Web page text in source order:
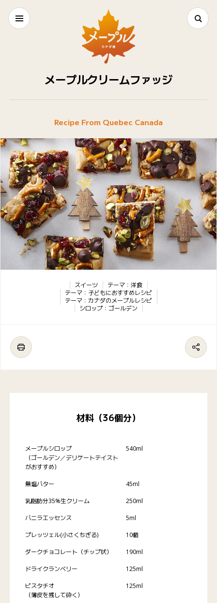
メープルクリームファッジ
Recipe From Quebec Canada
スイーツ
テーマ：洋食
テーマ：子どもにおすすめレシピ
テーマ：カナダのメープルレシピ
シロップ：ゴールデン
材料（36個分）
メープルシロップ
（ゴールデン／デリケートテイスト
がおすすめ）
540ml
無塩バター 45ml
乳脂肪分35%生クリーム 250ml
バニラエッセンス 5ml
プレッツェル(小さくちぎる) 10個
ダークチョコレート（チップ状） 190ml
ドライクランベリー 125ml
ピスタチオ
（薄皮を残して砕く）
125ml